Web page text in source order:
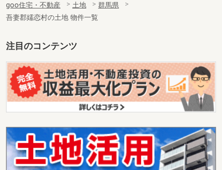
goo住宅・不動産 土地
群馬県
吾妻郡嬬恋村の土地 物件一覧
注目のコンテンツ